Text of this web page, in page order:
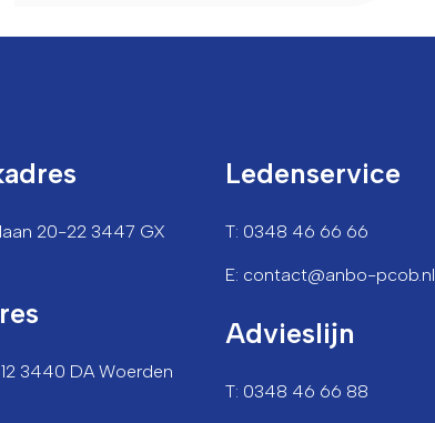
20-22 3447 GX
3440 DA Woerden
Ledenservice
T: 0348 46 66 66
E: contact@anbo-pcob.nl
Advieslijn
T: 0348 46 66 88